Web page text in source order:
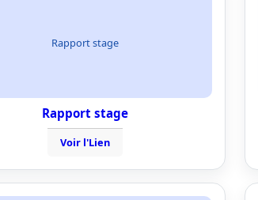
Rapport stage
Rapport stage
Voir l'Lien